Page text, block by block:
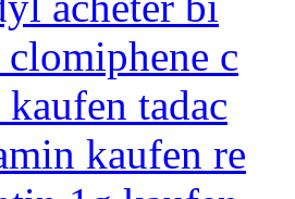
clomiphene c
tadac
kaufen re